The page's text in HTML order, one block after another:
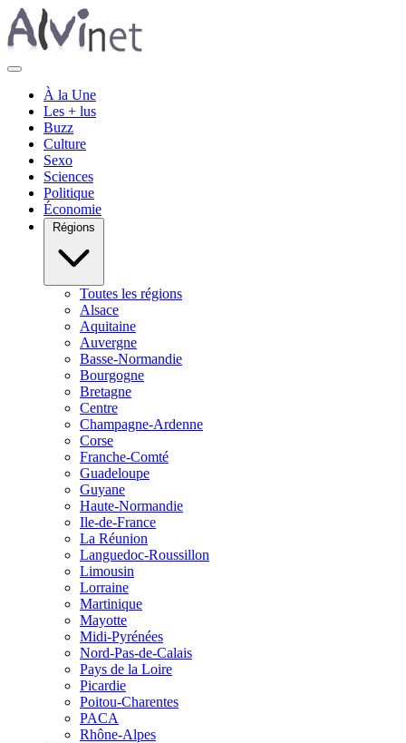
À la Une
Les + lus
Buzz
Culture
Sexo
Sciences
Politique
Économie
Régions
Toutes les régions
Alsace
Aquitaine
Auvergne
Basse-Normandie
Bourgogne
Bretagne
Centre
Champagne-Ardenne
Corse
Franche-Comté
Guadeloupe
Guyane
Haute-Normandie
Ile-de-France
La Réunion
Languedoc-Roussillon
Limousin
Lorraine
Martinique
Mayotte
Midi-Pyrénées
Nord-Pas-de-Calais
Pays de la Loire
Picardie
Poitou-Charentes
PACA
Rhône-Alpes